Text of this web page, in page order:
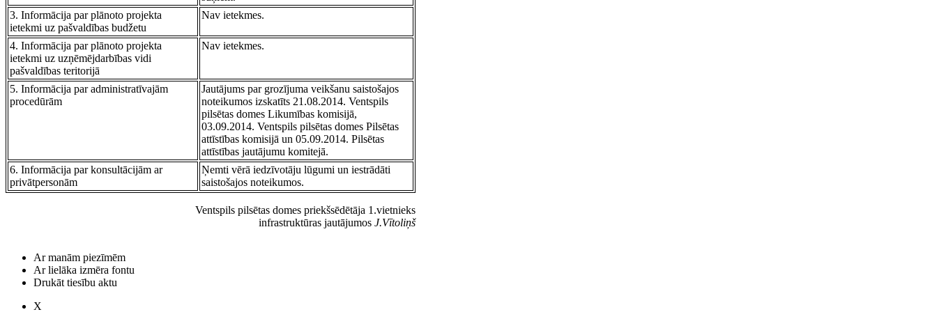
3. Informācija par plānoto projekta
ietekmi uz pašvaldības budžetu
Nav ietekmes.
4. Informācija par plānoto projekta
ietekmi uz uzņēmējdarbības vidi
pašvaldības teritorijā
Nav ietekmes.
5. Informācija par administratīvajām
procedūrām
Jautājums par grozījuma veikšanu saistošajos
noteikumos izskatīts 21.08.2014. Ventspils
pilsētas domes Likumības komisijā,
03.09.2014. Ventspils pilsētas domes Pilsētas
attīstības komisijā un 05.09.2014. Pilsētas
attīstības jautājumu komitejā.
6. Informācija par konsultācijām ar
privātpersonām
Ņemti vērā iedzīvotāju lūgumi un iestrādāti
saistošajos noteikumos.
Ventspils pilsētas domes priekšsēdētāja 1.vietnieks
infrastruktūras jautājumos J.Vītoliņš
Ar manām piezīmēm
Ar lielāka izmēra fontu
Drukāt tiesību aktu
X